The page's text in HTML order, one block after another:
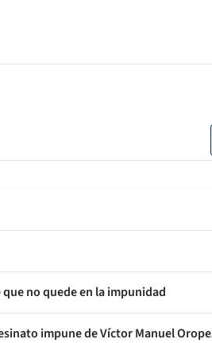
no quede en la impunidad
impune de Víctor Manuel